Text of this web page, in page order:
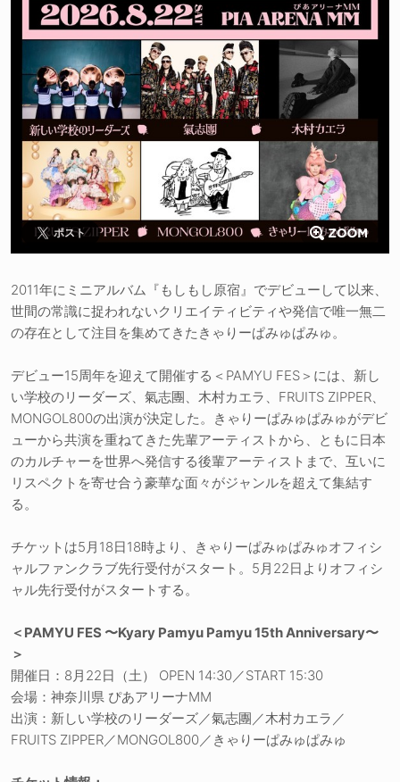
ポスト
2011年にミニアルバム『もしもし原宿』でデビューして以来、
世間の常識に捉われないクリエイティビティや発信で唯一無二
の存在として注目を集めてきたきゃりーぱみゅぱみゅ。
デビュー15周年を迎えて開催する＜PAMYU FES＞には、新し
い学校のリーダーズ、氣志團、木村カエラ、FRUITS ZIPPER、
MONGOL800の出演が決定した。きゃりーぱみゅぱみゅがデビ
ューから共演を重ねてきた先輩アーティストから、ともに日本
のカルチャーを世界へ発信する後輩アーティストまで、互いに
リスペクトを寄せ合う豪華な面々がジャンルを超えて集結す
る。
チケットは5月18日18時より、きゃりーぱみゅぱみゅオフィシ
ャルファンクラブ先行受付がスタート。5月22日よりオフィシ
ャル先行受付がスタートする。
＜PAMYU FES 〜Kyary Pamyu Pamyu 15th Anniversary〜
＞
開催日：8月22日（土） OPEN 14:30／START 15:30
会場：神奈川県 ぴあアリーナMM
出演：新しい学校のリーダーズ／氣志團／木村カエラ／
FRUITS ZIPPER／MONGOL800／きゃりーぱみゅぱみゅ